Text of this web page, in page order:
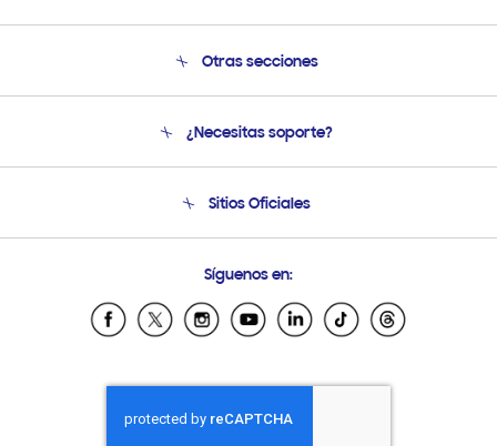
Otras secciones
Soporte
Condiciones de Compra
¿Necesitas soporte?
Soporte vía eMail
Sitios Oficiales
Samsung Ecuador
Samsung El Salvador
Samsung Honduras
Samsung Nicaragua
Síguenos en: